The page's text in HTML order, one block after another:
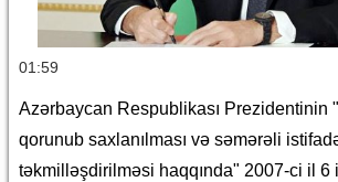
01:59
Azərbaycan Respublikası Prezidentinin
qorunub saxlanılması və səmərəli
təkmilləşdirilməsi haqqında" 2007-ci il 6